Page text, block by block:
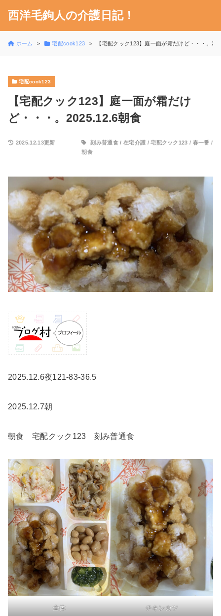
西洋毛鉤人の介護日記！
ホーム 宅配cook123 【宅配クック123】庭一面が霜だけど・・・。
宅配cook123
【宅配クック123】庭一面が霜だけ
ど・・・。2025.12.6朝食
2025.12.13更新 刻み普通食/ 在宅介護 /宅配クック123 / 春一番 /
朝食
2025.12.6夜121-83-36.5
2025.12.7朝
朝食 宅配クック123 刻み普通食
全体 チキンカツ